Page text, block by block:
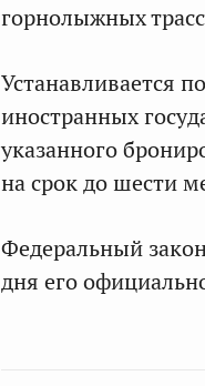
горнолыжных
Устанавливается
иностранных
указанного
на срок до шести
Федеральный
дня его